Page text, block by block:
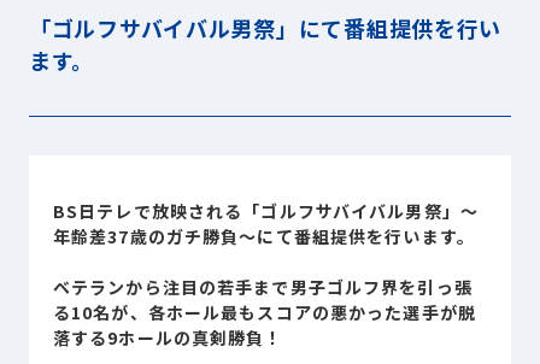
About ACN
ACNについて
事業内容
Sustainability
Recruit
採用情報
「ゴルフサバイバル男祭」にて番組提供を行い
ます。
BS日テレで放映される「ゴルフサバイバル男祭」～
年齢差37歳のガチ勝負～にて番組提供を行います。
ベテランから注目の若手まで男子ゴルフ界を引っ張
る10名が、各ホール最もスコアの悪かった選手が脱
落する9ホールの真剣勝負！